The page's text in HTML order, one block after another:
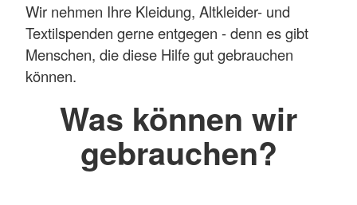
Wir nehmen Ihre Kleidung, Altkleider- und
Textilspenden gerne entgegen - denn es gibt
Menschen, die diese Hilfe gut gebrauchen
können.
Was können wir
gebrauchen?